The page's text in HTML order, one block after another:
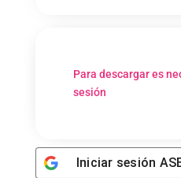
Para descargar es
sesión
Iniciar sesión